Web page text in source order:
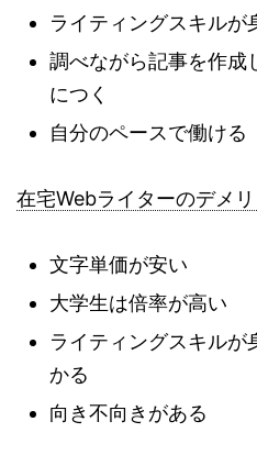
ライティングスキルが
調べながら記事を作成
につく
自分のペースで働ける
在宅Webライターのデメリ
文字単価が安い
大学生は倍率が高い
ライティングスキルが
かる
向き不向きがある